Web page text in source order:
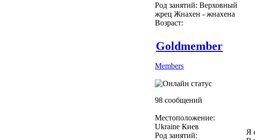
Род занятий: Верховный
жрец Жнахен - жнахена
Возраст:
Goldmember
Members
98 сообщений
Местоположение:
Ukraine Киев
Род занятий:
Я